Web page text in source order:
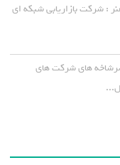
: شرکت بازاریابی شبکه ای
سرشاخه های شرکت های